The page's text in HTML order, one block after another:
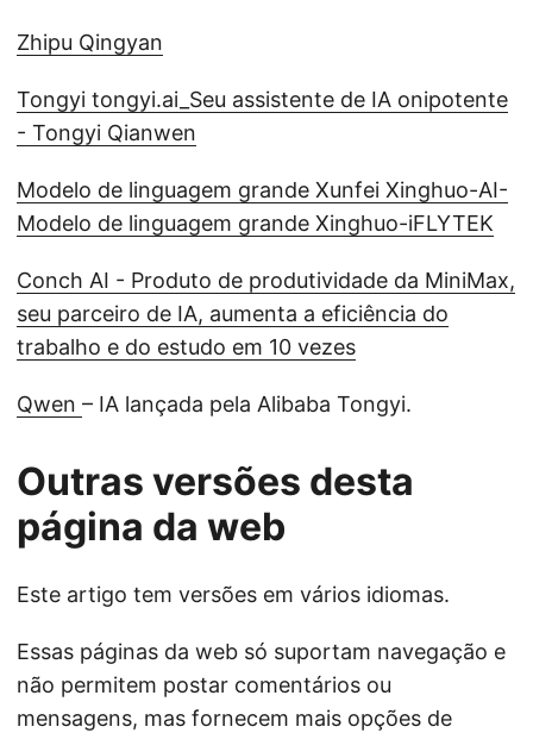
Zhipu Qingyan
Tongyi tongyi.ai_Seu assistente de IA onipotente
- Tongyi Qianwen
Modelo de linguagem grande Xunfei Xinghuo-AI-
Modelo de linguagem grande Xinghuo-iFLYTEK
Conch AI - Produto de produtividade da MiniMax,
seu parceiro de IA, aumenta a eficiência do
trabalho e do estudo em 10 vezes
Qwen – IA lançada pela Alibaba Tongyi.
Outras versões desta
página da web
Este artigo tem versões em vários idiomas.
Essas páginas da web só suportam navegação e
não permitem postar comentários ou
mensagens, mas fornecem mais opções de